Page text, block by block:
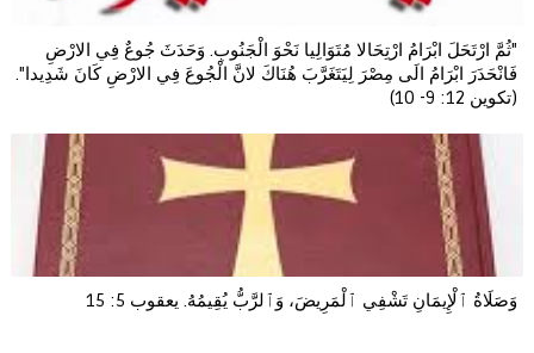
"ثُمَّ ارْتَحَلَ ابْرَامُ ارْتِحَالا مُتَوَالِيا نَحْوَ الْجَنُوبِ. وَحَدَثَ جُوعٌ فِي الارْضِ
فَانْحَدَرَ ابْرَامُ الَى مِصْرَ لِيَتَغَرَّبَ هُنَاكَ لانَّ الْجُوعَ فِي الارْضِ كَانَ شَدِيدا".
(تكوين 12: 9- 10)
وَصَلَاةُ ٱلْإِيمَانِ تَشْفِي ٱلْمَرِيضَ، وَٱلرَّبُّ يُقِيمُهُ. يعقوب 5: 15